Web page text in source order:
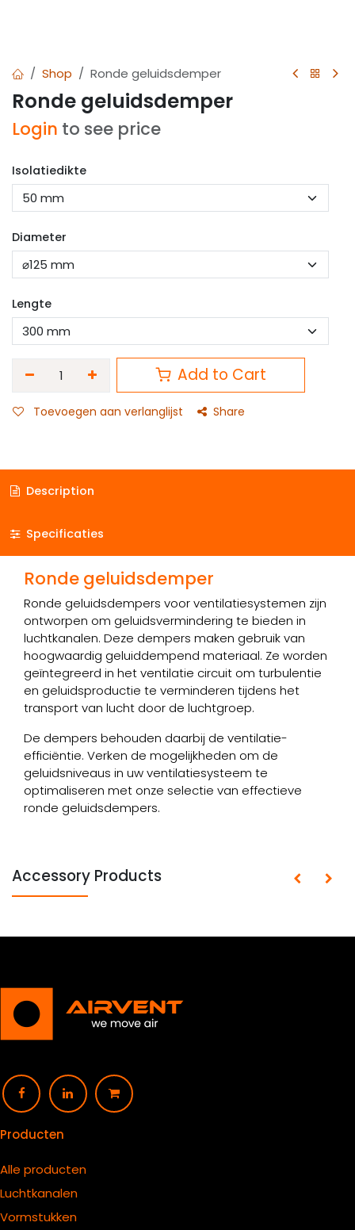
Shop Ronde geluidsdemper
Ronde geluidsdemper
Login to see price
Isolatiedikte
Diameter
Lengte
Add to Cart
Toevoegen aan verlanglijst Share
Description
Specificaties
Ronde geluidsdemper
Ronde geluidsdempers voor ventilatiesystemen zijn
ontworpen om geluidsvermindering te bieden in
luchtkanalen. Deze dempers maken gebruik van
hoogwaardig geluiddempend materiaal. Ze worden
geïntegreerd in het ventilatie circuit om turbulentie
en geluidsproductie te verminderen tijdens het
transport van lucht door de luchtgroep.
De dempers behouden daarbij de ventilatie-
efficiëntie. Verken de mogelijkheden om de
geluidsniveaus in uw ventilatiesysteem te
optimaliseren met onze selectie van effectieve
ronde geluidsdempers.
Accessory Products
Producten
Alle producten
Luchtkanalen
Vormstukken